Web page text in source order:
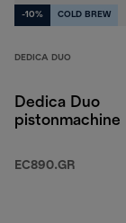
-10% COLD BREW
DEDICA DUO
Dedica Duo
pistonmachine
EC890.GR